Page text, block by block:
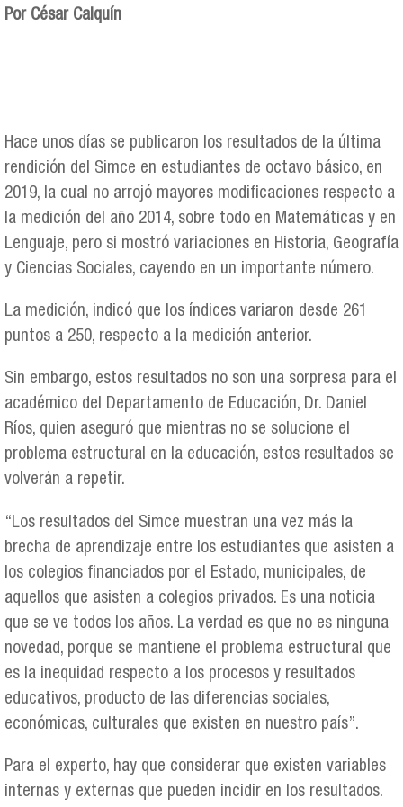
Por César Calquín
Hace unos días se publicaron los resultados de la última
rendición del Simce en estudiantes de octavo básico, en
2019, la cual no arrojó mayores modificaciones respecto a
la medición del año 2014, sobre todo en Matemáticas y en
Lenguaje, pero si mostró variaciones en Historia, Geografía
y Ciencias Sociales, cayendo en un importante número.
La medición, indicó que los índices variaron desde 261
puntos a 250, respecto a la medición anterior.
Sin embargo, estos resultados no son una sorpresa para el
académico del Departamento de Educación, Dr. Daniel
Ríos, quien aseguró que mientras no se solucione el
problema estructural en la educación, estos resultados se
volverán a repetir.
“Los resultados del Simce muestran una vez más la
brecha de aprendizaje entre los estudiantes que asisten a
los colegios financiados por el Estado, municipales, de
aquellos que asisten a colegios privados. Es una noticia
que se ve todos los años. La verdad es que no es ninguna
novedad, porque se mantiene el problema estructural que
es la inequidad respecto a los procesos y resultados
educativos, producto de las diferencias sociales,
económicas, culturales que existen en nuestro país”.
Para el experto, hay que considerar que existen variables
internas y externas que pueden incidir en los resultados.